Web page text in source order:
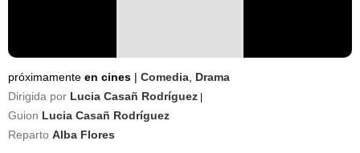
próximamente en cines | Comedia Drama
Dirigida por Lucia Casañ Rodríguez
Guion Lucia Casañ Rodríguez
Reparto Alba Flores